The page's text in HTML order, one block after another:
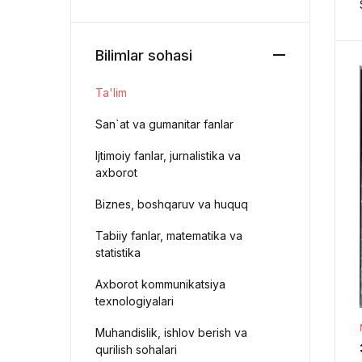
Bilimlar sohasi
Ta'lim
San`at va gumanitar fanlar
Ijtimoiy fanlar, jurnalistika va
axborot
Biznes, boshqaruv va huquq
Tabiiy fanlar, matematika va
statistika
Axborot kommunikatsiya
texnologiyalari
Muhandislik, ishlov berish va
qurilish sohalari